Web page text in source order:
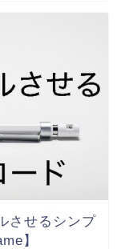
させるシンプ
】